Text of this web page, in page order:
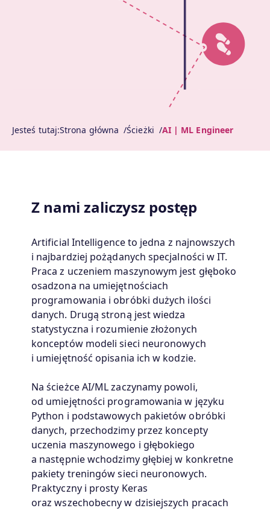
Jesteś tutaj:Strona główna Ścieżki AI | ML Engineer
Z nami zaliczysz postęp
Artificial Intelligence to jedna z najnowszych
i najbardziej pożądanych specjalności w IT.
Praca z uczeniem maszynowym jest głęboko
osadzona na umiejętnościach
programowania i obróbki dużych ilości
danych. Drugą stroną jest wiedza
statystyczna i rozumienie złożonych
konceptów modeli sieci neuronowych
i umiejętność opisania ich w kodzie.
Na ścieżce AI/ML zaczynamy powoli,
od umiejętności programowania w języku
Python i podstawowych pakietów obróbki
danych, przechodzimy przez koncepty
uczenia maszynowego i głębokiego
a następnie wchodzimy głębiej w konkretne
pakiety treningów sieci neuronowych.
Praktyczny i prosty Keras
oraz wszechobecny w dzisiejszych pracach